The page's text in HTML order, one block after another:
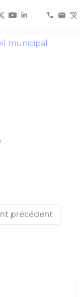
municipal
précédent